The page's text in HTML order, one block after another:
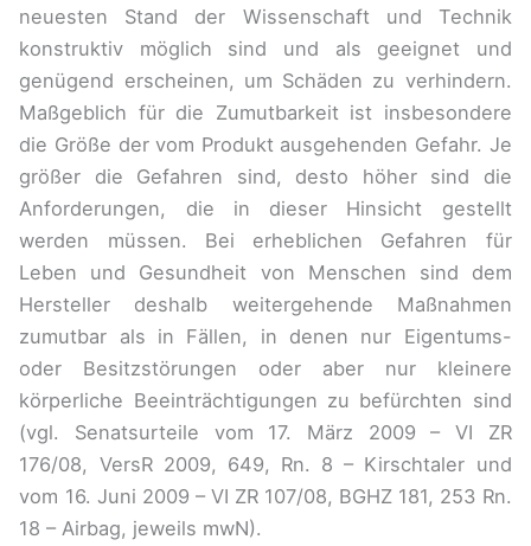
neuesten Stand der Wissenschaft und Technik
konstruktiv möglich sind und als geeignet und
genügend erscheinen, um Schäden zu verhindern.
Maßgeblich für die Zumutbarkeit ist insbesondere
die Größe der vom Produkt ausgehenden Gefahr. Je
größer die Gefahren sind, desto höher sind die
Anforderungen, die in dieser Hinsicht gestellt
werden müssen. Bei erheblichen Gefahren für
Leben und Gesundheit von Menschen sind dem
Hersteller deshalb weitergehende Maßnahmen
zumutbar als in Fällen, in denen nur Eigentums-
oder Besitzstörungen oder aber nur kleinere
körperliche Beeinträchtigungen zu befürchten sind
(vgl. Senatsurteile vom 17. März 2009 – VI ZR
176/08, VersR 2009, 649, Rn. 8 – Kirschtaler und
vom 16. Juni 2009 – VI ZR 107/08, BGHZ 181, 253 Rn.
18 – Airbag, jeweils mwN).